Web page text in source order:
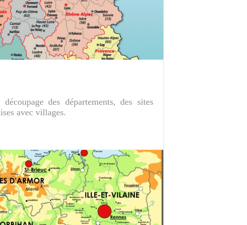
des départements, des sites
avec villages.